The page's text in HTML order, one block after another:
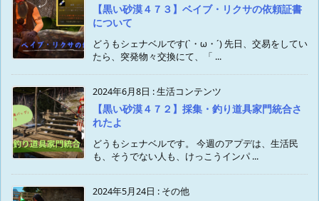
【黒い砂漠４７３】ベイブ・リクサの依頼証書
について
どうもシェナベルです(`・ω・´) 先日、交易をしてい
たら、突発物々交換にて、「 ...
2024年6月8日 :生活コンテンツ
【黒い砂漠４７２】採集・釣り道具家門統合さ
れたよ
どうもシェナベルです。 今週のアプデは、生活民
も、そうでない人も、けっこうインパ ...
2024年5月24日 : その他